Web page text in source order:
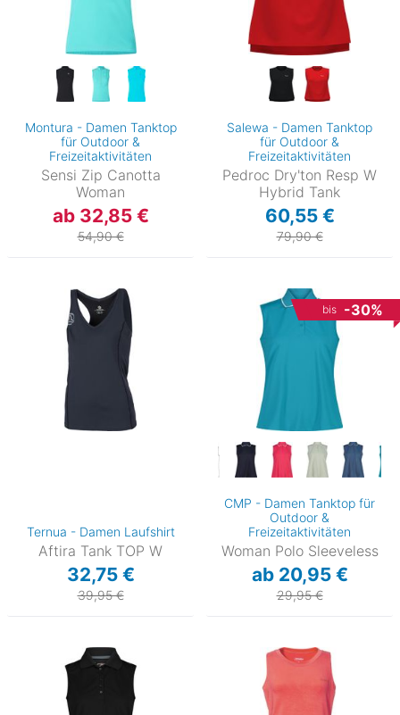
Montura - Damen Tanktop
für Outdoor &
Freizeitaktivitäten
Sensi Zip Canotta
Woman
ab 32,85 €
54,90 €
Salewa - Damen Tanktop
für Outdoor &
Freizeitaktivitäten
Pedroc Dry'ton Resp W
Hybrid Tank
60,55 €
79,90 €
Ternua - Damen Laufshirt
Aftira Tank TOP W
32,75 €
39,95 €
bis -30%
CMP - Damen Tanktop für
Outdoor &
Freizeitaktivitäten
Woman Polo Sleeveless
ab 20,95 €
29,95 €